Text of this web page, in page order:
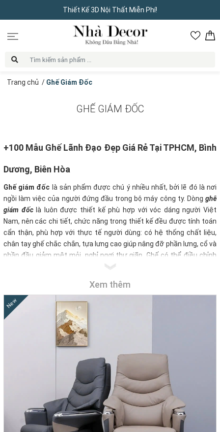
Thiết Kế 3D Nội Thất Miễn Phí!
Trang chủ / Ghế Giám Đốc
GHẾ GIÁM ĐỐC
+100 Mẫu Ghế Lãnh Đạo Đẹp Giá Rẻ Tại TPHCM, Bình
Dương, Biên Hòa
Ghế giám đốc là sản phẩm được chú ý nhiều nhất, bởi lẽ đó là nơi
ngồi làm việc của người đứng đầu trong bộ máy công ty. Dòng ghế
giám đốclà luôn được thiết kế phù hợp với vóc dáng người Việt
Nam, nên các chi tiết, chức năng trong thiết kế đều được tính toán
cẩn thận, phù hợp với thực tế người dùng: có hệ thống chất liệu,
chân tay ghế chắc chắn, tựa lưng cao giúp nâng đỡ phần lưng, cổ và
phần đầu giảm mệt mỏi, nghỉ ngơi thư giãn. Ghế có thể điều chỉnh
độ cao và độ ngả của ghế mang đến sự thoải mái, tiện dụng nghỉ
khi cần di chuyển trong phòng.Xem thêm
New